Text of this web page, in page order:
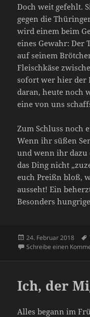
Doch weit gefehlt.
gegen die
wird einem beim
eines Gewahr: Der
auf seinem
Fleischkäse
sofort wer hier der
daran, heute noch
eine von uns
Zum Schluss noch
Wenn ihr süßen
und wenn ihr dazu
das Ding nicht
euch Preißn bloß,
ausseht! Ein
Besonders
Veröffentlicht
am
24. Februar 2018
Schreibe einen
Ich, der
Alles begann im